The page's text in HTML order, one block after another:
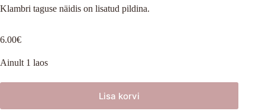
Klambri taguse näidis on lisatud pildina.
6.00€
Ainult 1 laos
Lisa korvi